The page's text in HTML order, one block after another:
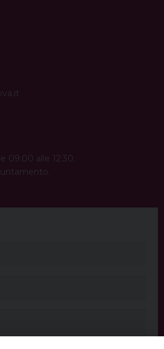
09:00 alle 12:30.